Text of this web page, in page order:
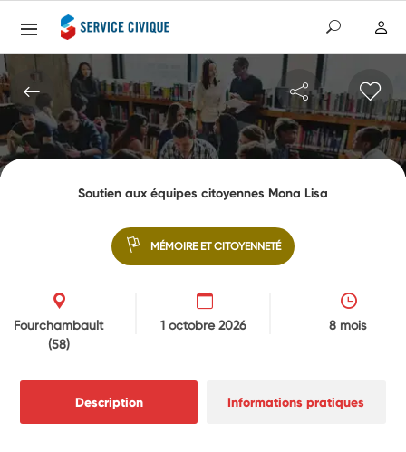
Soutien aux équipes citoyennes Mona Lisa
MÉMOIRE ET CITOYENNETÉ
Fourchambault
(58)
1 octobre 2026 8 mois
Description Informations pratiques